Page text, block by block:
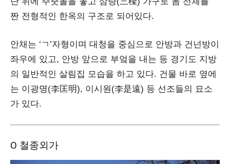
짠 전형적인 한옥의 구조로 되어있다.
안채는 ‘ㄱ’자형이며 대청을 중심으로 안방과 건넌방이
좌우에 있고, 안방 앞으로 부엌을 내는 등 경기도 지방
의 일반적인 살림집 모습을 하고 있다. 건물 바로 옆에
는 이광명(李匡明), 이시원(李是遠) 등 선조들의 묘소
가 있다.
Ο 철종외가